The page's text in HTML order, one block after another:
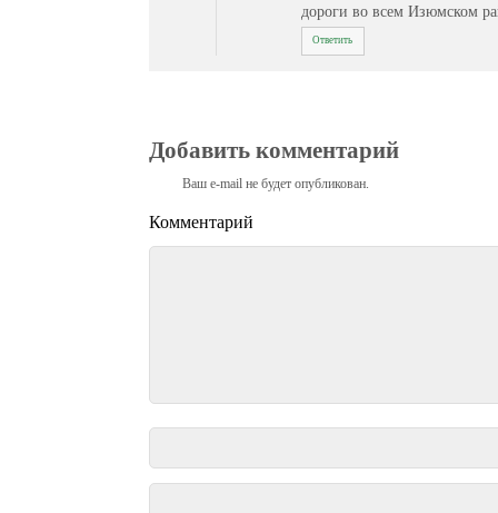
дороги во всем Изюмском
Ответить
Добавить комментарий
Ваш e-mail не будет опубликован.
Комментарий